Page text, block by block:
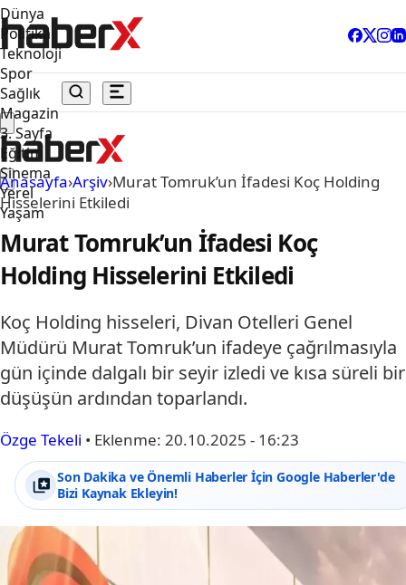
Dünya
Politika
Teknoloji
Spor
Sağlık
Magazin
3. Sayfa
Eğitim
Sinema
Yerel
Yaşam
Anasayfa›Arşiv›Murat Tomruk’un İfadesi Koç Holding
Hisselerini Etkiledi
Murat Tomruk’un İfadesi Koç
Holding Hisselerini Etkiledi
Koç Holding hisseleri, Divan Otelleri Genel
Müdürü Murat Tomruk’un ifadeye çağrılmasıyla
gün içinde dalgalı bir seyir izledi ve kısa süreli bir
düşüşün ardından toparlandı.
Özge Tekeli • Eklenme: 20.10.2025 - 16:23
Son Dakika ve Önemli Haberler İçin Google Haberler'de
Bizi Kaynak Ekleyin!